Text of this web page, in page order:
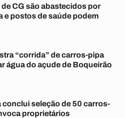
CG são abastecidos por
e postos de saúde podem
“corrida” de carros-pipa
água do açude de Boqueirão
conclui seleção de 50 carros-
proprietários